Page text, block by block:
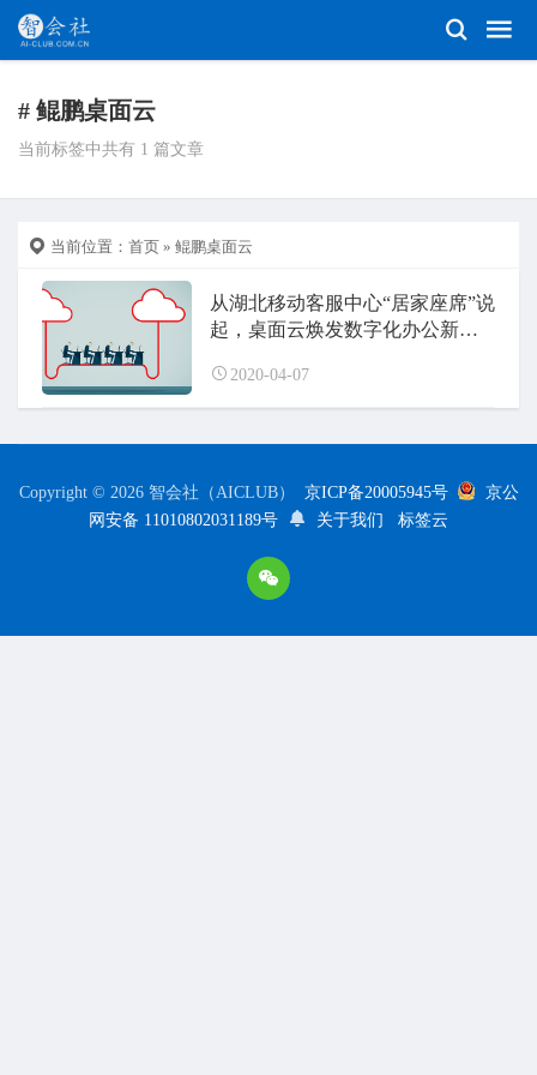
# 鲲鹏桌面云
当前标签中共有 1 篇文章
当前位置： 首页 » 鲲鹏桌面云
从湖北移动客服中心“居家座席”说
起，桌面云焕发数字化办公新光
2020-04-07
Copyright © 2026 智会社（AICLUB） 京ICP备20005945号
京公
网安备 11010802031189号
关于我们 标签云